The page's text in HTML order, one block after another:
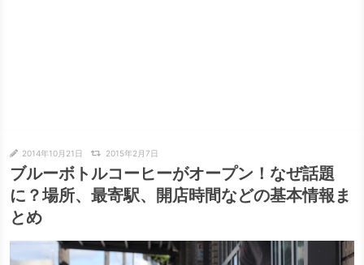
2014年10月21日 2015年2月7日
ブルーボトルコーヒーがオープン！なぜ話題
に？場所、最寄駅、開店時間などの基本情報ま
とめ